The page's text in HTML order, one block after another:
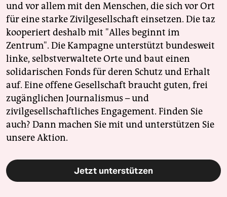
und vor allem mit den Menschen, die sich vor Ort
für eine starke Zivilgesellschaft einsetzen. Die taz
kooperiert deshalb mit "Alles beginnt im
Zentrum". Die Kampagne unterstützt bundesweit
linke, selbstverwaltete Orte und baut einen
solidarischen Fonds für deren Schutz und Erhalt
auf. Eine offene Gesellschaft braucht guten, frei
zugänglichen Journalismus – und
zivilgesellschaftliches Engagement. Finden Sie
auch? Dann machen Sie mit und unterstützen Sie
unsere Aktion.
Jetzt unterstützen